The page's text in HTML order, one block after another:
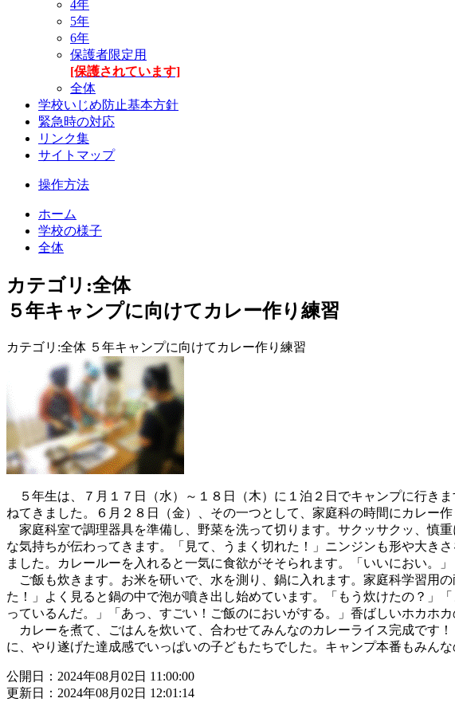
4年
5年
6年
保護者限定用
[保護されています]
全体
学校いじめ防止基本方針
緊急時の対応
リンク集
サイトマップ
操作方法
ホーム
学校の様子
全体
カテゴリ:全体
５年キャンプに向けてカレー作り練習
カテゴリ:全体 ５年キャンプに向けてカレー作り練習
５年生は、７月１７日（水）～１８日（木）に１泊２日でキャンプに行
ねてきました。６月２８日（金）、その一つとして、家庭科の時間にカレー作
家庭科室で調理器具を準備し、野菜を洗って切ります。サクッサクッ、慎
な気持ちが伝わってきます。「見て、うまく切れた！」ニンジンも形や大き
ました。カレールーを入れると一気に食欲がそそられます。「いいにおい。
ご飯も炊きます。お米を研いで、水を測り、鍋に入れます。家庭科学習用
た！」よく見ると鍋の中で泡が噴き出し始めています。「もう炊けたの？」
っているんだ。」「あっ、すごい！ご飯のにおいがする。」香ばしいホカホカ
カレーを煮て、ごはんを炊いて、合わせてみんなのカレーライス完成です
に、やり遂げた達成感でいっぱいの子どもたちでした。キャンプ本番もみん
公開日：2024年08月02日 11:00:00
更新日：2024年08月02日 12:01:14